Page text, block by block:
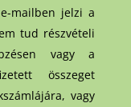
mailben jelzi a
tud részvételi
vagy a
összeget
vagy